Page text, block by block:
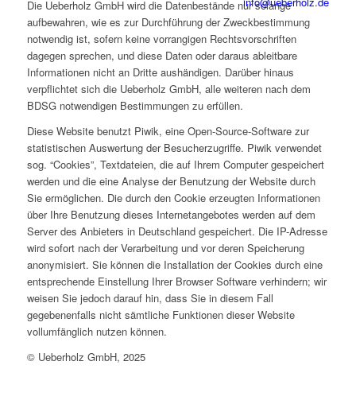
Die Ueberholz GmbH wird die Datenbestände nur solange
aufbewahren, wie es zur Durchführung der Zweckbestimmung
notwendig ist, sofern keine vorrangigen Rechtsvorschriften
dagegen sprechen, und diese Daten oder daraus ableitbare
Informationen nicht an Dritte aushändigen. Darüber hinaus
verpflichtet sich die Ueberholz GmbH, alle weiteren nach dem
BDSG notwendigen Bestimmungen zu erfüllen.
Diese Website benutzt Piwik, eine Open-Source-Software zur
statistischen Auswertung der Besucherzugriffe. Piwik verwendet
sog. “Cookies”, Textdateien, die auf Ihrem Computer gespeichert
werden und die eine Analyse der Benutzung der Website durch
Sie ermöglichen. Die durch den Cookie erzeugten Informationen
über Ihre Benutzung dieses Internetangebotes werden auf dem
Server des Anbieters in Deutschland gespeichert. Die IP-Adresse
wird sofort nach der Verarbeitung und vor deren Speicherung
anonymisiert. Sie können die Installation der Cookies durch eine
entsprechende Einstellung Ihrer Browser Software verhindern; wir
weisen Sie jedoch darauf hin, dass Sie in diesem Fall
gegebenenfalls nicht sämtliche Funktionen dieser Website
vollumfänglich nutzen können.
© Ueberholz GmbH, 2025